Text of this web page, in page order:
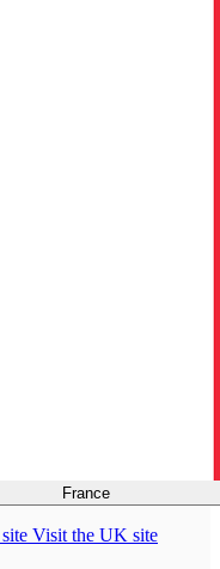
France
Visit the UK site